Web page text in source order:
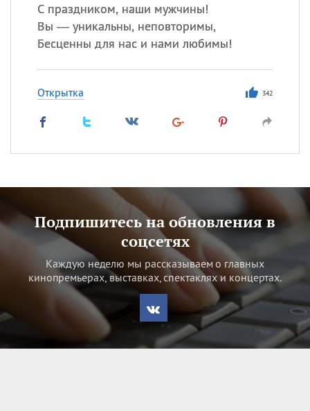
С праздником, наши мужчины!
Вы — уникальны, неповторимы,
Бесценны для нас и нами любимы!
Открытка 342
Подпишитесь на обновления в
соцсетях
Каждую неделю мы рассказываем о главных
кинопремьерах, выставках, спектаклях и концертах.